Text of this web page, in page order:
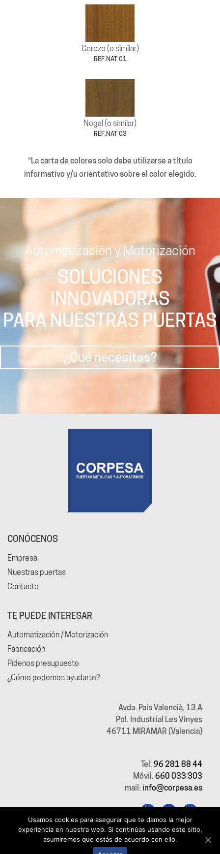
Cerezo (o similar)
REF.NAT 01
Nogal (o similar)
REF.NAT 03
*La carta de colores solo debe utilizarse a título
informativo y/u orientativo sobre el color elegido.
Automatización y Motorización
SOLUCIONES
INNOVADORAS
PARA NUESTRAS PUERTAS
¿Qué necesitas?
CONÓCENOS
Empresa
Nuestras puertas
Contacto
TE PUEDE INTERESAR
Automatización / Motorización
Fabricación
Pídenos presupuesto
¿Cómo podemos ayudarte?
Avda. País Valencià, 13 A
Pol. Industrial Les Vinyes
46711 MIRAMAR (Valencia)
Tel.96 281 88 44
Móvil.660 033 303
mail: info@corpesa.es
Política de privacidad
Usamos cookies para asegurar que te damos la mejor
experiencia en nuestra web. Si continúas usando este sitio,
asumiremos que estás de acuerdo con ello.
WhatsApp
WhatsApp
WhatsApp